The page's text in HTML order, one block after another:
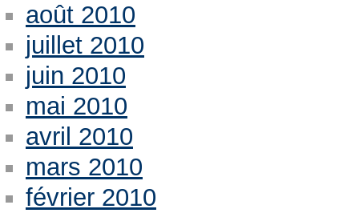
août 2010
juillet 2010
juin 2010
mai 2010
avril 2010
mars 2010
février 2010